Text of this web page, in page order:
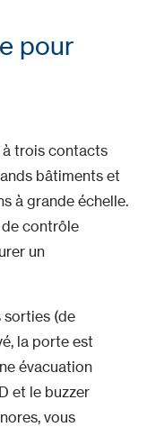
pour
à trois contacts
bâtiments et
à grande échelle.
contrôle
un
sorties (de
la porte est
évacuation
et le buzzer
vous